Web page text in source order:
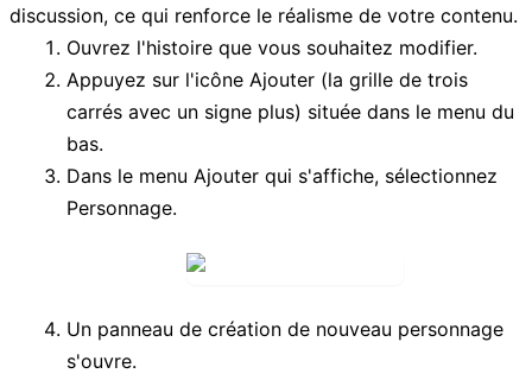
discussion, ce qui renforce le réalisme de votre contenu.
Ouvrez l'histoire que vous souhaitez modifier.
Appuyez sur l'icône Ajouter (la grille de trois
carrés avec un signe plus) située dans le menu du
bas.
Dans le menu Ajouter qui s'affiche, sélectionnez
Personnage.
Un panneau de création de nouveau personnage
s'ouvre.